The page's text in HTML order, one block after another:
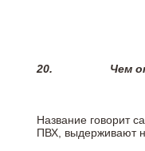
20. Чем
Название говорит
ПВХ, выдерживают